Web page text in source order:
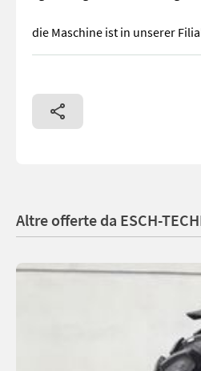
die Maschine ist in unserer
Ausstellungsmaschine mit
Altre offerte da ESCH-